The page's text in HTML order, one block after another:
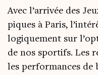
Avec l’arrivée des
piques à Paris,
logi­que­ment sur
de nos spor­tifs. Les
les per­for­mances de